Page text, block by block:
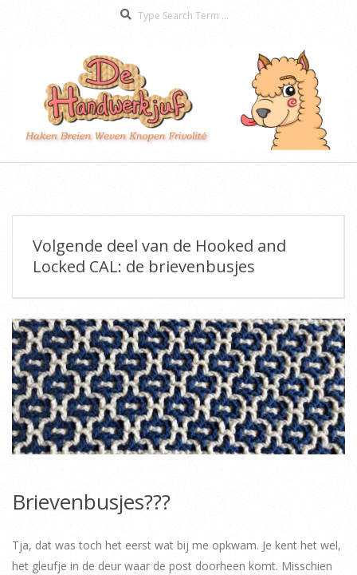
De
Menu
Volgende deel van de Hooked and
Locked CAL: de brievenbusjes
Brievenbusjes???
Tja, dat was toch het eerst wat bij me opkwam. Je kent het wel,
het gleufje in de deur waar de post doorheen komt. Misschien